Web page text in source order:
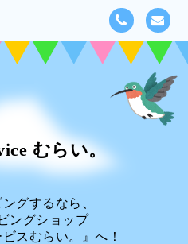
むらい。
グするなら、
ングショップ
スむらい。』へ！